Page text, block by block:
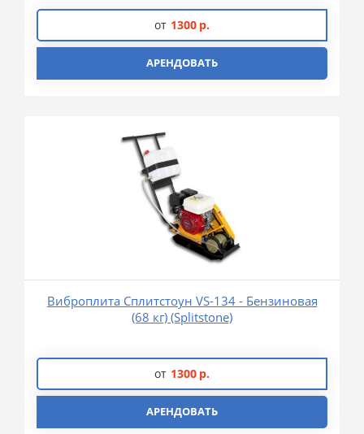
от 1300 р.
АРЕНДОВАТЬ
Виброплита Сплитстоун VS-134 - Бензиновая
(68 кг) (Splitstone)
от 1300 р.
АРЕНДОВАТЬ